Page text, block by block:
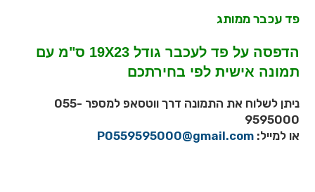
היה:
הוא:פד עכבר ממותג
הדפסה על פד לעכבר גודל 19X23 ס"מ עם
תמונה אישית לפי בחירתכם
ניתן לשלוח את התמונה דרך ווטסאפ למספר 055-
9595000
או למייל:P0559595000@gmail.com